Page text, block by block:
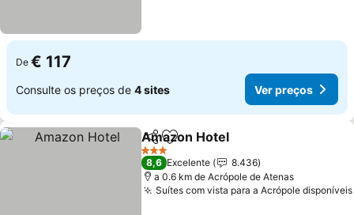
De € 117
Consulte os preços de 4 sites Ver preços
PartilharAdicionar aos favoritos
Amazon Hotel
3 Estrelas
8,6 Excelente
8.436
a 0.6 km de Acrópole de Atenas
Suítes com vista para a Acrópole disponíveis